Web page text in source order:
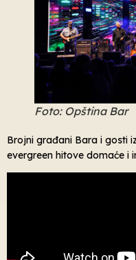
Foto: Opština Bar
Brojni građani Bara i gosti
evergreen hitove domaće i